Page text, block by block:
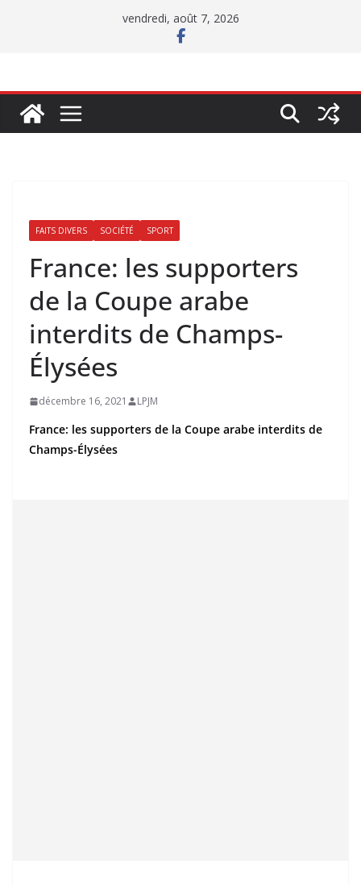
vendredi, août 7, 2026
FAITS DIVERS SOCIÉTÉ SPORT
France: les supporters
de la Coupe arabe
interdits de Champs-
Élysées
décembre 16, 2021 LPJM
France: les supporters de la Coupe arabe interdits de
Champs-Élysées